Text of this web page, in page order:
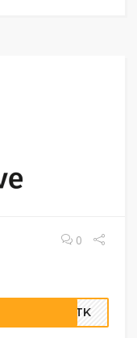
0
BTTK